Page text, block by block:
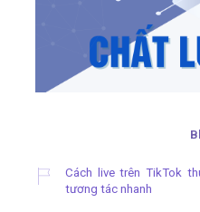
Cách live trên TikTok
tương tác nhanh